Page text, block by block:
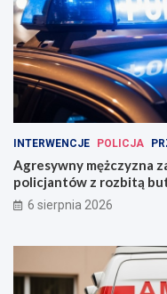
INTERWENCJE POLICJA
Agresywny mężczyzna
policjantów z rozbitą
6 sierpnia 2026